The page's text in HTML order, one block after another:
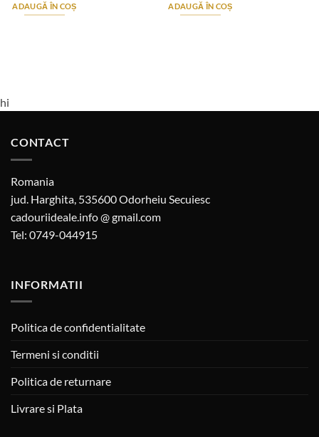
ADAUGĂ ÎN COȘ ADAUGĂ ÎN COȘ
hi
CONTACT
Romania
jud. Harghita, 535600 Odorheiu Secuiesc
cadouriideale.info @ gmail.com
Tel: 0749-044915
INFORMATII
Politica de confidentialitate
Termeni si conditii
Politica de returnare
Livrare si Plata